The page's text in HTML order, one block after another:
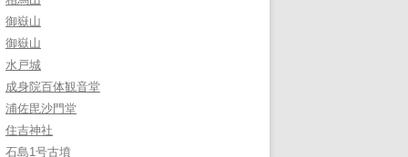
御嶽山
御嶽山
水戸城
成身院百体観音堂
浦佐毘沙門堂
住吉神社
石島1号古墳